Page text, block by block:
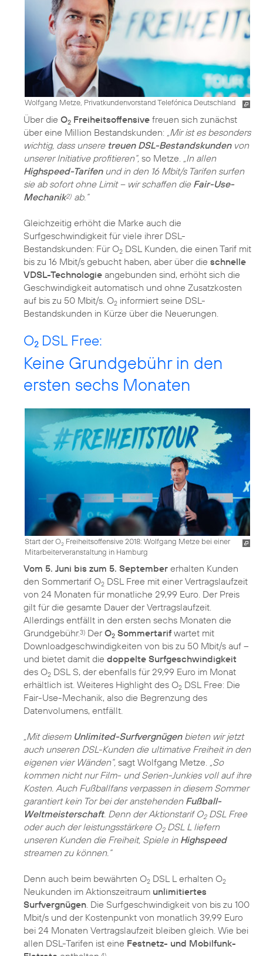
Wolfgang Metze, Privatkundenvorstand Telefónica Deutschland
Über die O2 Freiheitsoffensive freuen sich zunächst
über eine Million Bestandskunden: „Mir ist es besonders
wichtig, dass unsere treuen DSL-Bestandskundenvon
unserer Initiative profitieren“, so Metze. „In allen
Highspeed-Tarifenund in den 16 Mbit/s Tarifen surfen
sie ab sofort ohne Limit – wir schaffen die Fair-Use-
Mechanik2) ab.“
Gleichzeitig erhöht die Marke auch die
Surfgeschwindigkeit für viele ihrer DSL-
Bestandskunden: Für O2 DSL Kunden, die einen Tarif mit
bis zu 16 Mbit/s gebucht haben, aber über die schnelle
VDSL-Technologie angebunden sind, erhöht sich die
Geschwindigkeit automatisch und ohne Zusatzkosten
auf bis zu 50 Mbit/s. O2 informiert seine DSL-
Bestandskunden in Kürze über die Neuerungen.
O2 DSL Free:
Keine Grundgebühr in den
ersten sechs Monaten
Start der O2 Freiheitsoffensive 2018: Wolfgang Metze bei einer
Mitarbeiterveranstaltung in Hamburg
Vom 5. Juni bis zum 5. September erhalten Kunden
den Sommertarif O2 DSL Free mit einer Vertragslaufzeit
von 24 Monaten für monatliche 29,99 Euro. Der Preis
gilt für die gesamte Dauer der Vertragslaufzeit.
Allerdings entfällt in den ersten sechs Monaten die
Grundgebühr.3) DerO2 Sommertarif wartet mit
Downloadgeschwindigkeiten von bis zu 50 Mbit/s auf –
und bietet damit die doppelte Surfgeschwindigkeit
des O2 DSL S, der ebenfalls für 29,99 Euro im Monat
erhältlich ist. Weiteres Highlight des O2 DSL Free: Die
Fair-Use-Mechanik, also die Begrenzung des
Datenvolumens, entfällt.
„Mit diesem Unlimited-Surfvergnügenbieten wir jetzt
auch unseren DSL-Kunden die ultimative Freiheit in den
eigenen vier Wänden“, sagt Wolfgang Metze.
„So
kommen nicht nur Film- und Serien-Junkies voll auf ihre
Kosten. Auch Fußballfans verpassen in diesem Sommer
garantiert kein Tor bei der anstehenden Fußball-
Weltmeisterschaft. Denn der Aktionstarif O2DSL Free
oder auch der leistungsstärkere O2DSL L liefern
unseren Kunden die Freiheit, Spiele in Highspeed
streamen zu können.“
Denn auch beim bewährten O2 DSL L erhalten O2
Neukunden im Aktionszeitraum unlimitiertes
Surfvergnügen . Die Surfgeschwindigkeit von bis zu 100
Mbit/s und der Kostenpunkt von monatlich 39,99 Euro
bei 24 Monaten Vertragslaufzeit bleiben gleich. Wie bei
allen DSL-Tarifen ist eine Festnetz- und Mobilfunk-